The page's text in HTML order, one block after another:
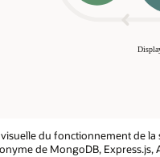
du fonctionnement de
de MongoDB, Express.js,